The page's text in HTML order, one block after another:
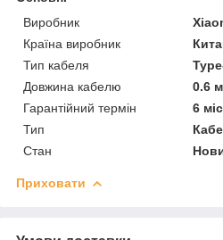
Виробник
Країна виробник
Тип кабеля
Довжина кабелю
0.6 м
Гарантійний термін
6 міс
Тип
Стан
Приховати